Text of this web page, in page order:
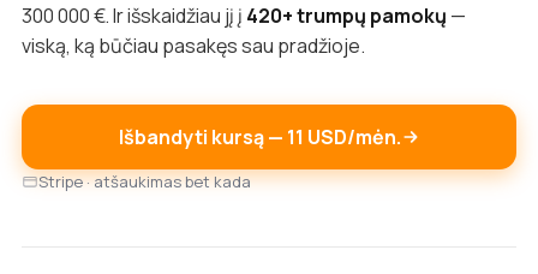
300 000 €. Ir išskaidžiau jį į 420+ trumpų pamokų —
viską, ką būčiau pasakęs sau pradžioje.
Išbandyti kursą — 11 USD/mėn.
Stripe · atšaukimas bet kada